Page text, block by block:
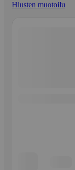
Hiusten muotoilu